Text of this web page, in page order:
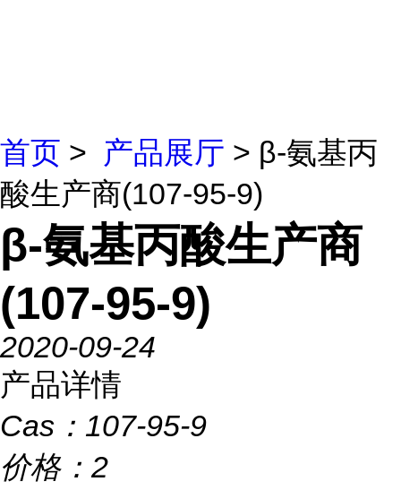
首页 > 产品展厅 > β-氨基丙
酸生产商(107-95-9)
β-氨基丙酸生产商
(107-95-9)
2020-09-24
产品详情
Cas： 107-95-9
价格： 2